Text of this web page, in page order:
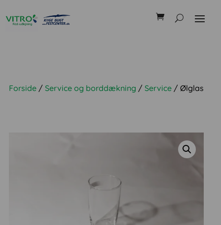
Forside /Service og borddækning /Service / Ølglas